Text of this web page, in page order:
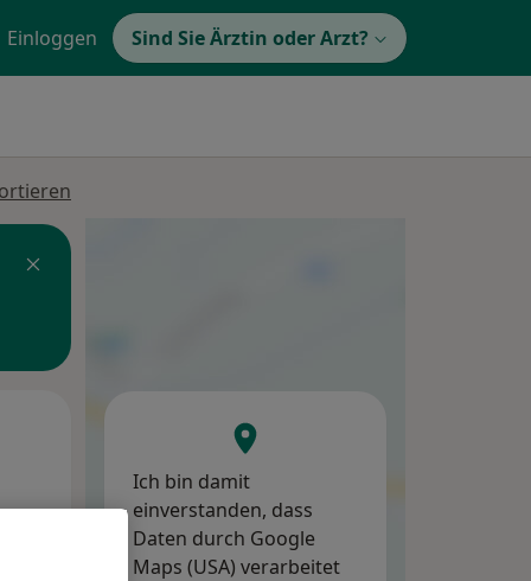
Einloggen Sind Sie Ärztin oder Arzt?
Ich bin damit
einverstanden, dass
Daten durch Google
Maps (USA) verarbeitet